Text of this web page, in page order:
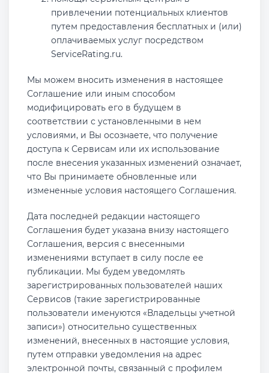
привлечении потенциальных клиентов
путем предоставления бесплатных и (или)
оплачиваемых услуг посредством
ServiceRating.ru.
Мы можем вносить изменения в настоящее
Соглашение или иным способом
модифицировать его в будущем в
соответствии с установленными в нем
условиями, и Вы осознаете, что получение
доступа к Сервисам или их использование
после внесения указанных изменений означает,
что Вы принимаете обновленные или
измененные условия настоящего Соглашения.
Дата последней редакции настоящего
Соглашения будет указана внизу настоящего
Соглашения, версия с внесенными
изменениями вступает в силу после ее
публикации. Мы будем уведомлять
зарегистрированных пользователей наших
Сервисов (такие зарегистрированные
пользователи именуются «Владельцы учетной
записи») относительно существенных
изменений, внесенных в настоящие условия,
путем отправки уведомления на адрес
электронной почты, связанный с профилем